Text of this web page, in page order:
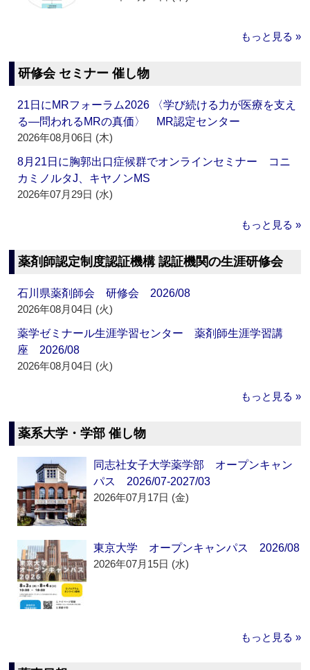
もっと見る »
研修会 セミナー 催し物
21日にMRフォーラム2026 〈学び続ける力が医療を支え
る―問われるMRの真価〉 MR認定センター
2026年08月06日 (木)
8月21日に胸郭出口症候群でオンラインセミナー コニ
カミノルタJ、キヤノンMS
2026年07月29日 (水)
もっと見る »
薬剤師認定制度認証機構 認証機関の生涯研修会
石川県薬剤師会 研修会 2026/08
2026年08月04日 (火)
薬学ゼミナール生涯学習センター 薬剤師生涯学習講
座 2026/08
2026年08月04日 (火)
もっと見る »
薬系大学・学部 催し物
同志社女子大学薬学部 オープンキャン
パス 2026/07-2027/03
2026年07月17日 (金)
東京大学 オープンキャンパス 2026/08
2026年07月15日 (水)
もっと見る »